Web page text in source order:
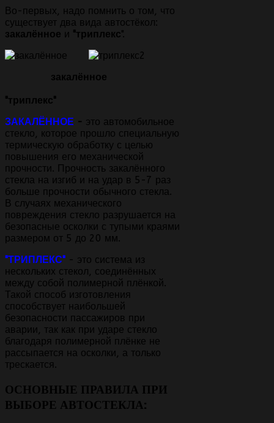
Во-первых, надо помнить о том, что
существует два вида автостёкол:
закалённое и "триплекс".
закалённое
"триплекс"
ЗАКАЛЁННОЕ - это автомобильное
стекло, которое прошло специальную
термическую обработку с целью
повышения его механической
прочности. Прочность закалённого
стекла на изгиб и на удар в 5-7 раз
больше прочности обычного стекла.
В случаях механического
повреждения стекло разрушается на
безопасные осколки с тупыми краями
размером от 5 до 20 мм.
"ТРИПЛЕКС" - это система из
нескольких стекол, соединённых
между собой полимерной плёнкой.
Такой способ изготовления
способствует наибольшей
безопасности пассажиров при
аварии, так как при ударе стекло
благодаря полимерной плёнке не
рассыпается на осколки, а только
трескается.
ОСНОВНЫЕ ПРАВИЛА ПРИ
ВЫБОРЕ АВТОСТЕКЛА: